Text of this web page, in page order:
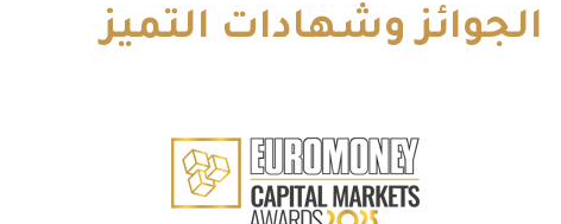
الجوائز وشهادات التميز